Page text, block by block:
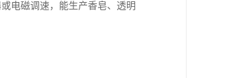
电磁调速，能生产香皂、透明